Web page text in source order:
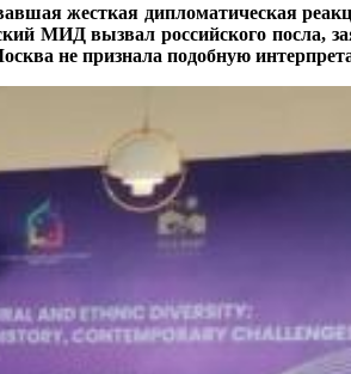
жесткая дипломатическая
МИД вызвал российского посла,
не признала подобную